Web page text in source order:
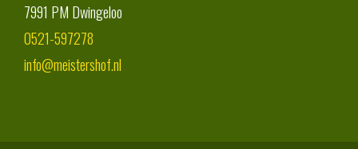
7991 PM Dwingeloo
0521-597278
info@meistershof.nl